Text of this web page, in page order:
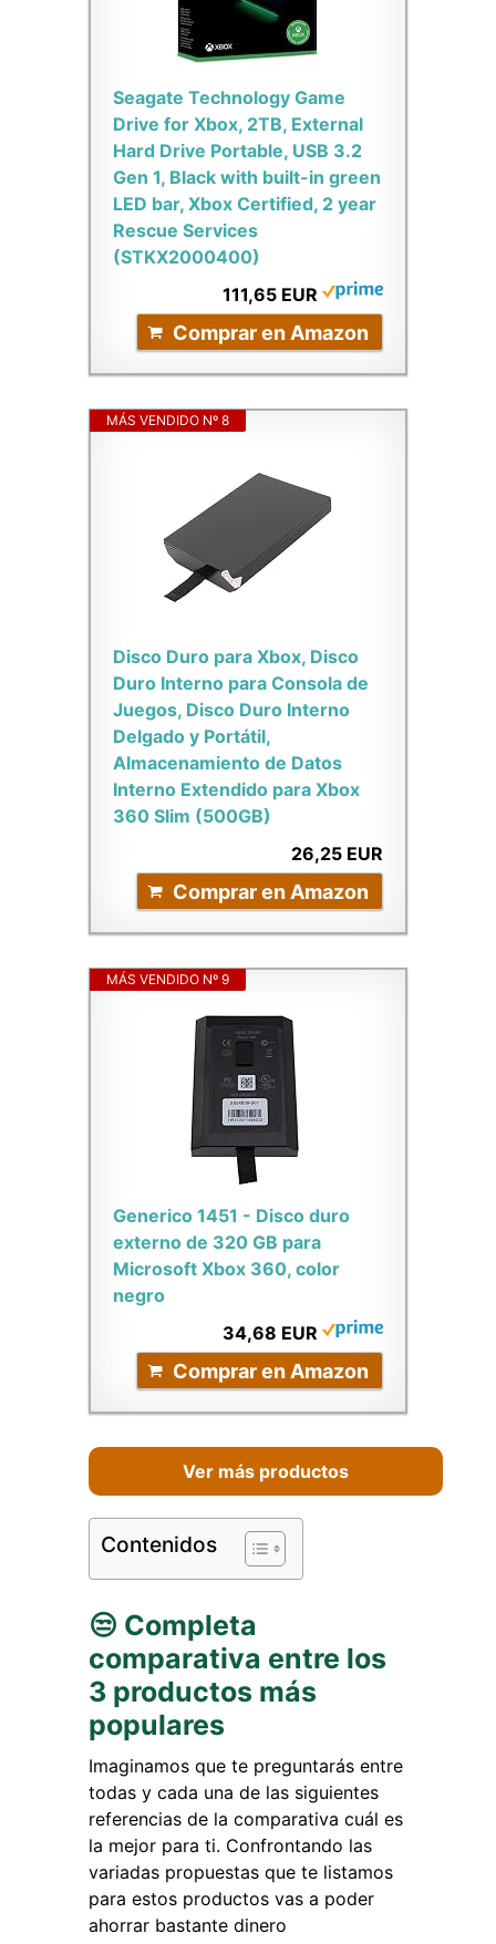
Seagate Technology Game
Drive for Xbox, 2TB, External
Hard Drive Portable, USB 3.2
Gen 1, Black with built-in green
LED bar, Xbox Certified, 2 year
Rescue Services
(STKX2000400)
111,65 EUR
Comprar en Amazon
MÁS VENDIDO Nº 8
Disco Duro para Xbox, Disco
Duro Interno para Consola de
Juegos, Disco Duro Interno
Delgado y Portátil,
Almacenamiento de Datos
Interno Extendido para Xbox
360 Slim (500GB)
26,25 EUR
Comprar en Amazon
MÁS VENDIDO Nº 9
Generico 1451 - Disco duro
externo de 320 GB para
Microsoft Xbox 360, color
negro
34,68 EUR
Comprar en Amazon
Ver más productos
Contenidos
😒 Completa
comparativa entre los
3 productos más
populares
Imaginamos que te preguntarás entre
todas y cada una de las siguientes
referencias de la comparativa cuál es
la mejor para ti. Confrontando las
variadas propuestas que te listamos
para estos productos vas a poder
ahorrar bastante dinero